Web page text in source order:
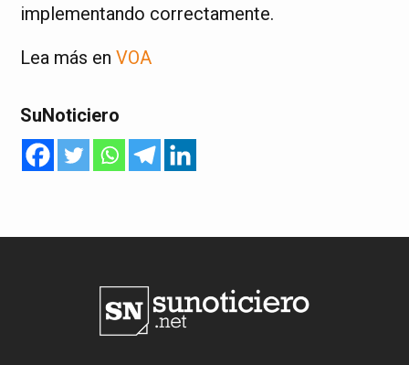
implementando correctamente.
Lea más enVOA
SuNoticiero